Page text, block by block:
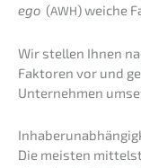
ego (AWH) weiche
Wir stellen Ihnen
Fakto­ren vor und
Unter­neh­men
Die meisten